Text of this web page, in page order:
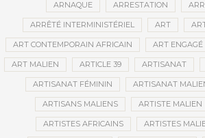
ARNAQUE ARRESTATION
ARRÊTÉ INTERMINISTÉRIEL ART
ART CONTEMPORAIN AFRICAIN ART ENGAGÉ
ART MALIEN ARTICLE 39 ARTISANAT
ARTISANAT FÉMININ ARTISANAT
ARTISANS MALIENS ARTISTE MALIEN
ARTISTES AFRICAINS ARTISTES